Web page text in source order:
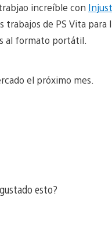
increíble con
de PS Vita
al formato portátil.
el próximo mes.
esto?